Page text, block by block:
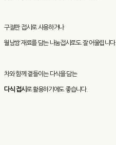
구절판 접시로 사용하거나
월남쌈 재료를 담는 나눔접시로도 잘 어울립니다.
차와 함께 곁들이는 다식을 담는
다식 접시 로 활용하기에도 좋습니다.